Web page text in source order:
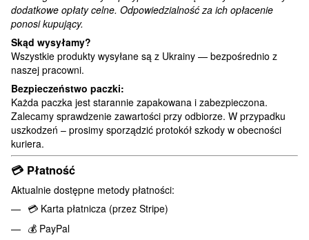
dodatkowe opłaty celne. Odpowiedzialność za ich opłacenie
ponosi kupujący.
Skąd wysyłamy?
Wszystkie produkty wysyłane są z Ukrainy — bezpośrednio z
naszej pracowni.
Bezpieczeństwo paczki:
Każda paczka jest starannie zapakowana i zabezpieczona.
Zalecamy sprawdzenie zawartości przy odbiorze. W przypadku
uszkodzeń – prosimy sporządzić protokół szkody w obecności
kuriera.
💳 Płatność
Aktualnie dostępne metody płatności:
💳 Karta płatnicza (przez Stripe)
💰 PayPal